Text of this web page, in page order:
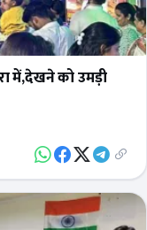
में,देखने को उमड़ी